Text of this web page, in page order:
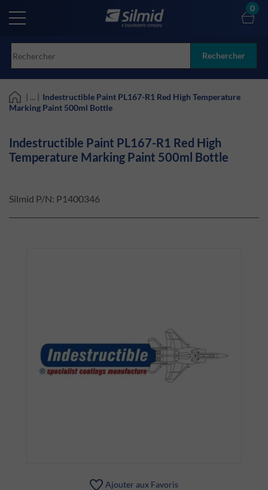
main
Rechercher
0
| ... | Indestructible Paint PL167-R1 Red High Temperature
Marking Paint 500ml Bottle
Indestructible Paint PL167-R1 Red High
Temperature Marking Paint 500ml Bottle
Silmid P/N: P1400346
Ajouter aux Favoris